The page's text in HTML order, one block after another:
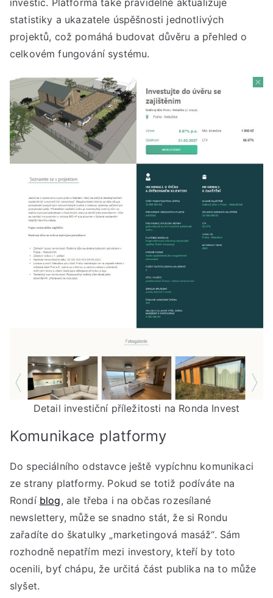
investic. Platforma také pravidelně aktualizuje
statistiky a ukazatele úspěšnosti jednotlivých
projektů, což pomáhá budovat důvěru a přehled o
celkovém fungování systému.
Detail investiční příležitosti na Ronda Invest
Komunikace platformy
Do speciálního odstavce ještě vypíchnu komunikaci
ze strany platformy. Pokud se totiž podíváte na
Rondí blog, ale třeba i na občas rozesílané
newslettery, může se snadno stát, že si Rondu
zařadíte do škatulky „marketingová masáž“. Sám
rozhodně nepatřím mezi investory, kteří by toto
ocenili, byť chápu, že určitá část publika na to může
slyšet.